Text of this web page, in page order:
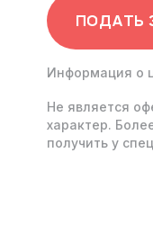
ПОДАТЬ
Информация о
Не является
характер.
получить у